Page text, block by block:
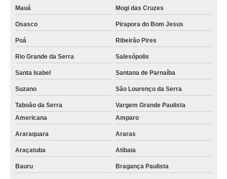
Mauá Mogi das Cruzes
Osasco Pirapora do Bom Jesus
Poá Ribeirão Pires
Rio Grande da Serra Salesópolis
Santa Isabel Santana de Parnaíba
Suzano São Lourenço da Serra
Taboão da Serra
Vargem Grande Paulista
Americana
Amparo
Araraquara Araras
Araçatuba Atibaia
Bauru Bragança Paulista